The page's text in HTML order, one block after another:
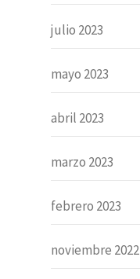
julio 2023
mayo 2023
abril 2023
marzo 2023
febrero 2023
noviembre 2022